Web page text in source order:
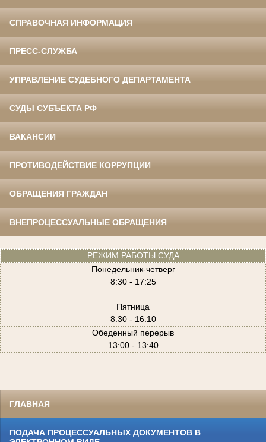
СПРАВОЧНАЯ ИНФОРМАЦИЯ
ПРЕСС-СЛУЖБА
УПРАВЛЕНИЕ СУДЕБНОГО ДЕПАРТАМЕНТА
СУДЫ СУБЪЕКТА РФ
ВАКАНСИИ
ПРОТИВОДЕЙСТВИЕ КОРРУПЦИИ
ОБРАЩЕНИЯ ГРАЖДАН
ВНЕПРОЦЕССУАЛЬНЫЕ ОБРАЩЕНИЯ
РЕЖИМ РАБОТЫ СУДА
Понедельник-четверг
8:30 - 17:25
Пятница
8:30 - 16:10
Обеденный перерыв
13:00 - 13:40
ГЛАВНАЯ
ПОДАЧА ПРОЦЕССУАЛЬНЫХ ДОКУМЕНТОВ В